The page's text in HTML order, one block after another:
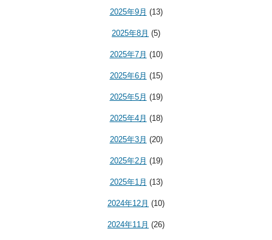
2025年9月 (13)
2025年8月 (5)
2025年7月 (10)
2025年6月 (15)
2025年5月 (19)
2025年4月 (18)
2025年3月 (20)
2025年2月 (19)
2025年1月 (13)
2024年12月 (10)
2024年11月 (26)